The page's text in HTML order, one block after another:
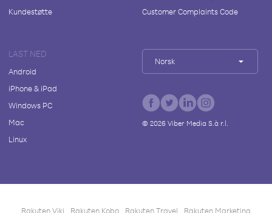
Kundestøtte
Customer Complaints Code
LAST NED
Android
iPhone & iPad
Windows PC
Mac
Linux
Norsk
© 2026Viber Media S.à r.l.
Rakuten Viki Rakuten Kobo Rakuten Travel Rakuten Marketing